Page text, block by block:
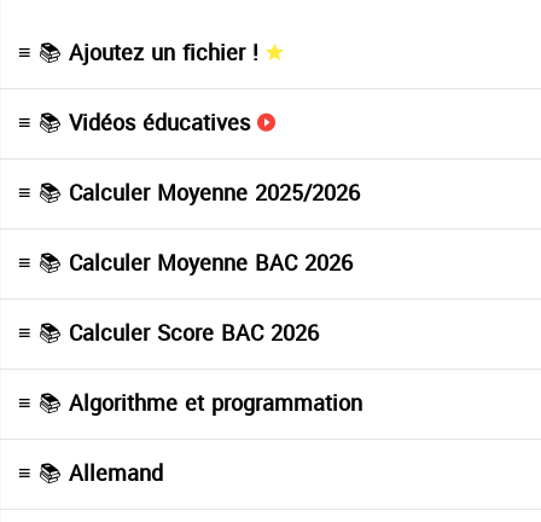
≡ 📚 Ajoutez un fichier !
≡ 📚 Vidéos éducatives
≡ 📚 Calculer Moyenne 2025/2026
≡ 📚 Calculer Moyenne BAC 2026
≡ 📚 Calculer Score BAC 2026
≡ 📚 Algorithme et programmation
≡ 📚 Allemand